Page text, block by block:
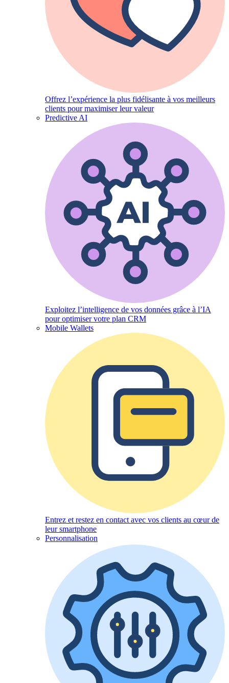
Offrez l’expérience la plus fidélisante à vos meilleurs
clients pour maximiser leur valeur
Predictive AI
Exploitez l’intelligence de vos données grâce à l’IA
pour optimiser votre plan CRM
Mobile Wallets
Entrez et restez en contact avec vos clients au cœur de
leur smartphone
Personnalisation